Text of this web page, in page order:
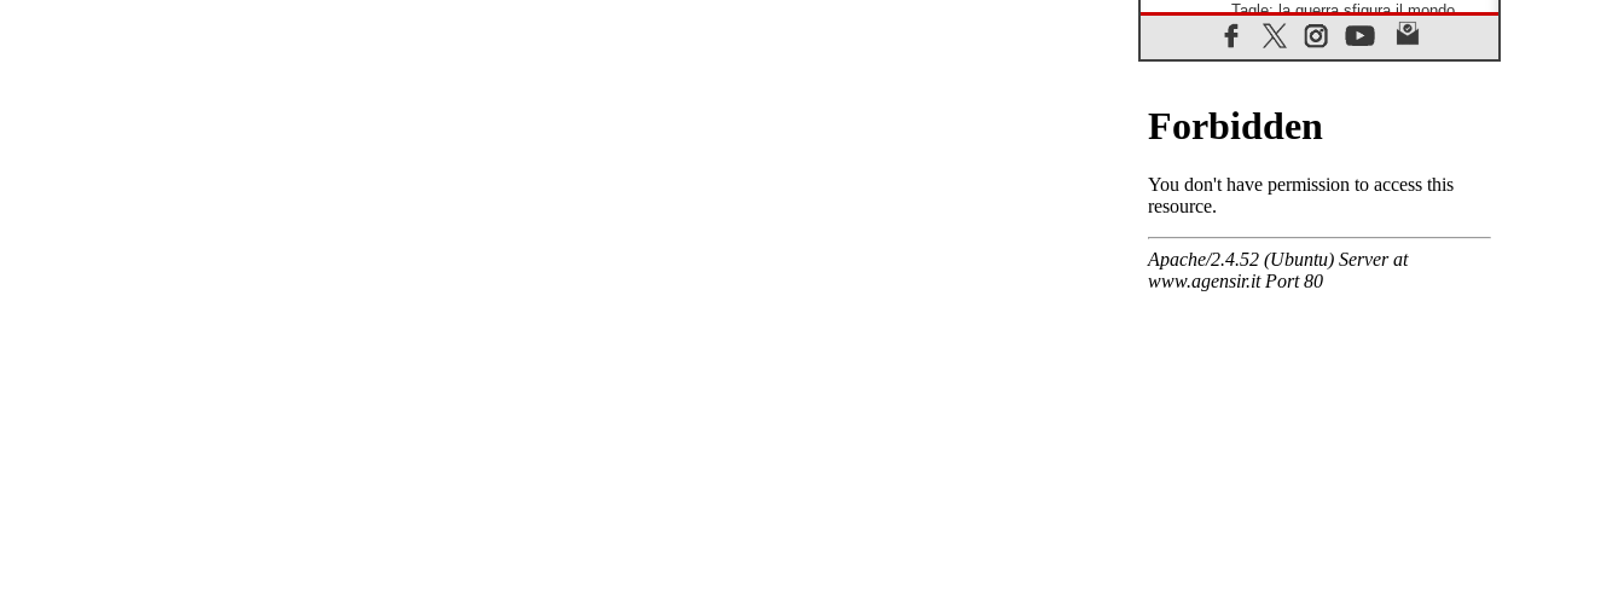
Tagle: la guerra sfigura il mondo,
solo la rivelazione di Dio lo
trasfigura
intensi tra Chiesa, popolo e
istituzioni
SIGNIS 2026, dare voce alle
07.08.2026
Honduras, gli sfollati invisibili di una
crisi dimenticata